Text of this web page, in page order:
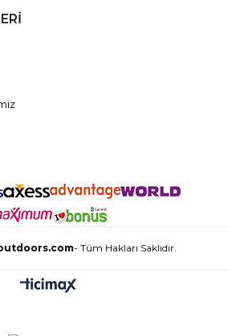
- Tüm Hakları Saklıdır.
GEÇ